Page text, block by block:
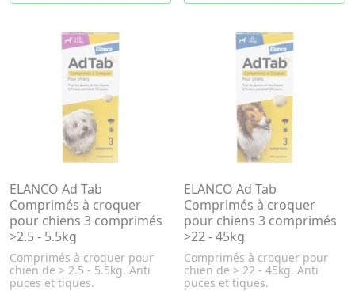
ELANCO Ad Tab
Comprimés à croquer
pour chiens 3 comprimés
>2.5 - 5.5kg
Comprimés à croquer pour
chien de > 2.5 - 5.5kg. Anti
puces et tiques.
ELANCO Ad Tab
Comprimés à croquer
pour chiens 3 comprimés
>22 - 45kg
Comprimés à croquer pour
chien de > 22 - 45kg. Anti
puces et tiques.